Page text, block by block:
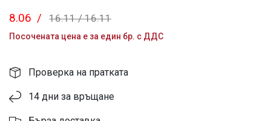
16.11 /16.11
8.06 /
Посочената цена е за един бр. с ДДС
Проверка на пратката
14 дни за връщане